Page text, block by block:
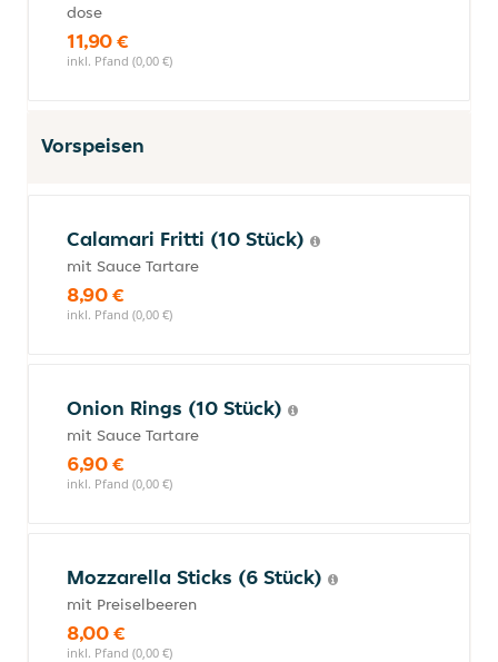
dose
11,90 €
inkl. Pfand (0,00 €)
Vorspeisen
Calamari Fritti (10 Stück)
mit Sauce Tartare
8,90 €
inkl. Pfand (0,00 €)
Onion Rings (10 Stück)
mit Sauce Tartare
6,90 €
inkl. Pfand (0,00 €)
Mozzarella Sticks (6 Stück)
mit Preiselbeeren
8,00 €
inkl. Pfand (0,00 €)